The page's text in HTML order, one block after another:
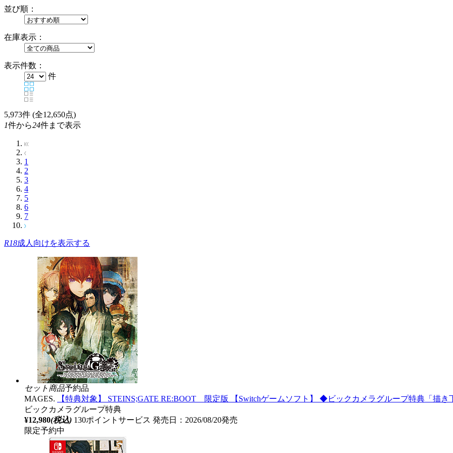
並び順：
在庫表示：
表示件数：
件
5,973件 (全12,650点)
1件から24件まで表示
1
2
3
4
5
6
7
R18成人向けを表示する
セット商品予約品
MAGES.
【特典対象】 STEINS;GATE RE:BOOT 限定版 【Switchゲームソフト】 ◆ビックカメラグループ特典「描き
ビックカメラグループ特典
¥12,980(税込) 130ポイントサービス 発売日：2026/08/20発売
限定予約中